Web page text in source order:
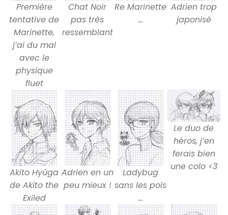
Première
tentative de
Marinette,
j’ai du mal
avec le
physique
fluet
Chat Noir
pas très
ressemblant
Re Marinette
…
Adrien trop
japonisé
Akito Hyûga
de Akito the
Exiled
Adrien en un
peu mieux !
Ladybug
sans les pois
…
Le duo de
héros, j’en
ferais bien
une colo <3